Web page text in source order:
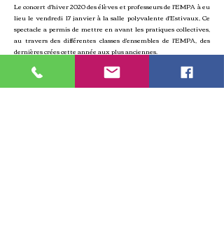
Le concert d'hiver 2020 des élèves et professeurs de l'EMPA à eu
lieu le vendredi 17 janvier à la salle polyvalente d'Estivaux, Ce
spectacle a permis de mettre en avant les pratiques collectives,
au travers des différentes classes d'ensembles de l'EMPA, des
dernières crées cette année aux plus anciennes.